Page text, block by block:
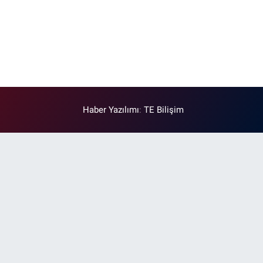
Haber Yazılımı:TE Bilişim